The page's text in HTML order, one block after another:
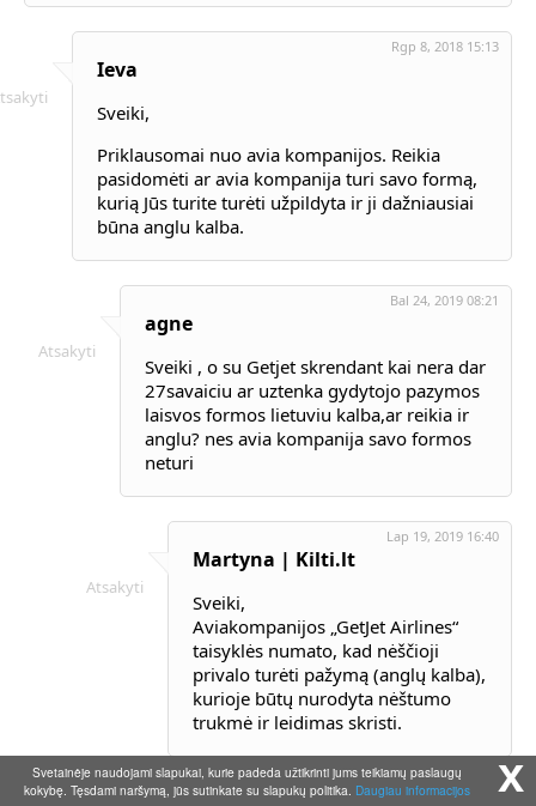
Ieva
Rgp 8, 2018 15:13
Sveiki,
Priklausomai nuo avia kompanijos. Reikia
pasidomėti ar avia kompanija turi savo formą,
kurią Jūs turite turėti užpildyta ir ji dažniausiai
būna anglu kalba.
Atsakyti
agne
Bal 24, 2019 08:21
Sveiki , o su Getjet skrendant kai nera dar
27savaiciu ar uztenka gydytojo pazymos
laisvos formos lietuviu kalba,ar reikia ir
anglu? nes avia kompanija savo formos
neturi
Atsakyti
Martyna | Kilti.lt
Lap 19, 2019 16:40
Sveiki,
Aviakompanijos „GetJet Airlines“
taisyklės numato, kad nėščioji
privalo turėti pažymą (anglų kalba),
kurioje būtų nurodyta nėštumo
trukmė ir leidimas skristi.
Lie 3, 2018 09:11x
Svetainėje naudojami slapukai, kurie padeda užtikrinti jums teikiamų paslaugų
kokybę. Tęsdami naršymą, jūs sutinkate su slapukų politika. Daugiau informacijos